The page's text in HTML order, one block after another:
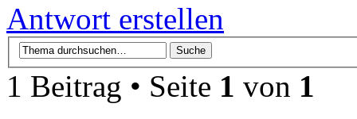
Antwort erstellen
1 Beitrag • Seite 1 von 1